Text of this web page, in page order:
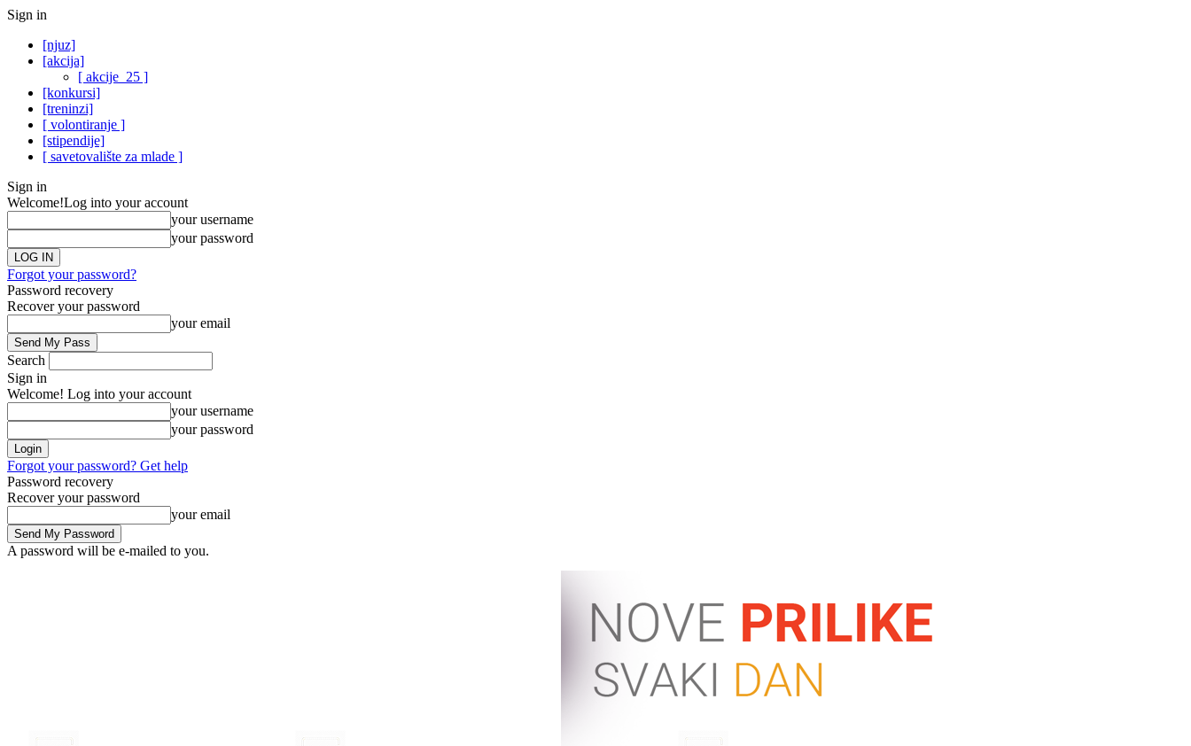
Sign in
[njuz]
[akcija]
[ akcije_25 ]
[konkursi]
[treninzi]
[ volontiranje ]
[stipendije]
[ savetovalište za mlade ]
Sign in
Welcome!Log into your account
your username
your password
Forgot your password?
Password recovery
Recover your password
your email
Search
Sign in
Welcome! Log into your account
your username
your password
Forgot your password? Get help
Password recovery
Recover your password
your email
A password will be e-mailed to you.